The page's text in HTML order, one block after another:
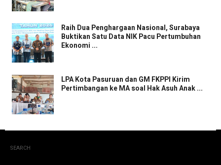
Raih Dua Penghargaan Nasional, Surabaya
Buktikan Satu Data NIK Pacu Pertumbuhan
Ekonomi ...
LPA Kota Pasuruan dan GM FKPPI Kirim
Pertimbangan ke MA soal Hak Asuh Anak ...
SEARCH